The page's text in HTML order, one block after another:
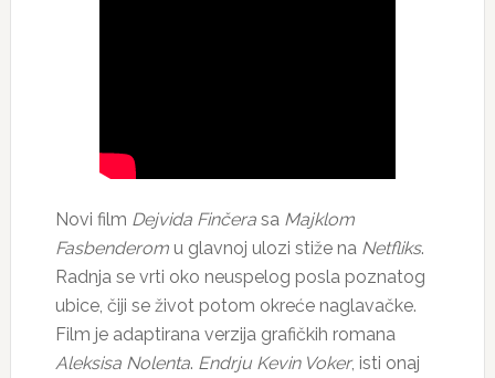
Novi film Dejvida Finčerasa Majklom
Fasbenderomu glavnoj ulozi stiže na Netfliks.
Radnja se vrti oko neuspelog posla poznatog
ubice, čiji se život potom okreće naglavačke.
Film je adaptirana verzija grafičkih romana
Aleksisa Nolenta. Endrju Kevin Voker, isti onaj